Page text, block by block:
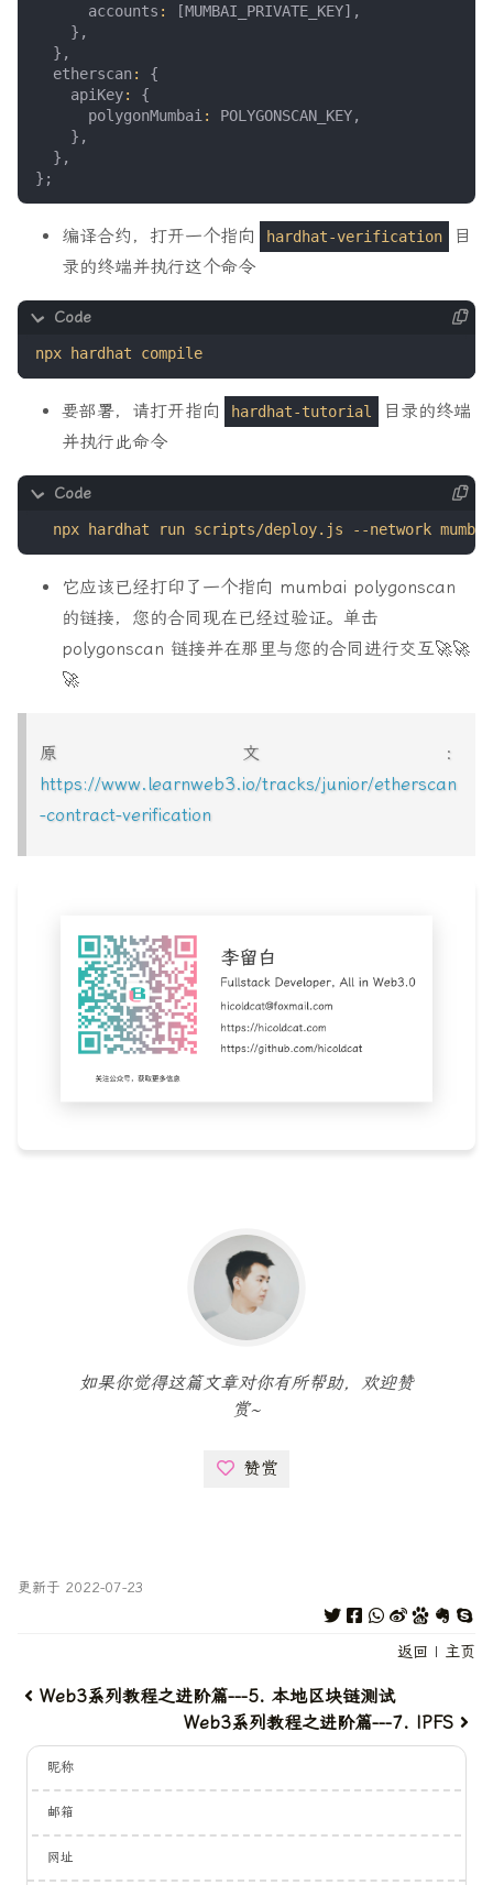
accounts : [MUMBAI_PRIVATE_KEY],
},
},
etherscan:
{
apiKey:
{
polygonMumbai : POLYGONSCAN_KEY,
},
},
};
编译合约，打开一个指向 hardhat-verification
目
录的终端并执行这个命令
要部署，请打开指向 hardhat-tutorial
目录的终端
并执行此命令
它应该已经打印了一个指向 mumbai polygonscan
的链接，您的合同现在已经过验证。单击
polygonscan 链接并在那里与您的合同进行交互🚀🚀
🚀
原文：
https://www.learnweb3.io/tracks/junior/etherscan
-contract-verification
如果你觉得这篇文章对你有所帮助，欢迎赞
赏~
赞赏
更新于 2022-07-23
返回 | 主页
Web3系列教程之进阶篇---5. 本地区块链测试
Web3系列教程之进阶篇---7. IPFS
昵称
邮箱
网址